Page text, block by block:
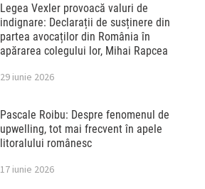
Legea Vexler provoacă valuri de
indignare: Declarații de susținere din
partea avocaților din România în
apărarea colegului lor, Mihai Rapcea
29 iunie 2026
Pascale Roibu: Despre fenomenul de
upwelling, tot mai frecvent în apele
litoralului românesc
17 iunie 2026